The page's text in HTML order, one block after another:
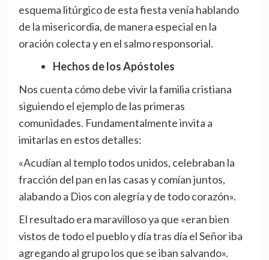
esquema litúrgico de esta fiesta venía hablando
de la misericordia, de manera especial en la
oración colecta y en el salmo responsorial.
Hechos de los Apóstoles
Nos cuenta cómo debe vivir la familia cristiana
siguiendo el ejemplo de las primeras
comunidades. Fundamentalmente invita a
imitarlas en estos detalles:
«Acudían al templo todos unidos, celebraban la
fracción del pan en las casas y comían juntos,
alabando a Dios con alegría y de todo corazón».
El resultado era maravilloso ya que «eran bien
vistos de todo el pueblo y día tras día el Señor iba
agregando al grupo los que se iban salvando».